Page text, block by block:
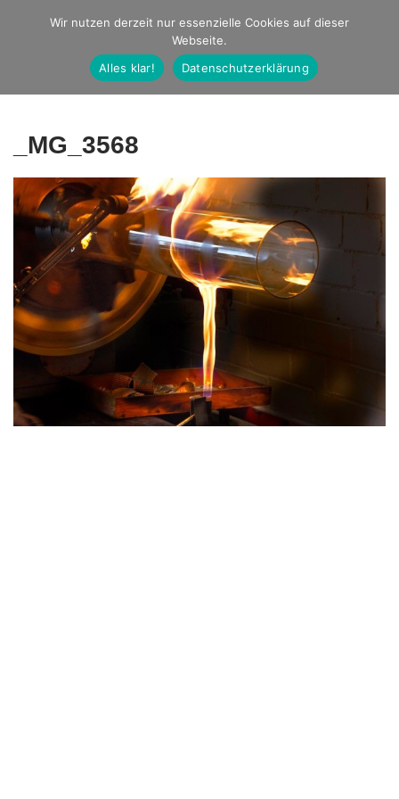
Studio Ernst
Fotografie
_MG_3568
Wir nutzen derzeit nur essenzielle Cookies auf dieser
Webseite.
Alles klar!
Datenschutzerklärung